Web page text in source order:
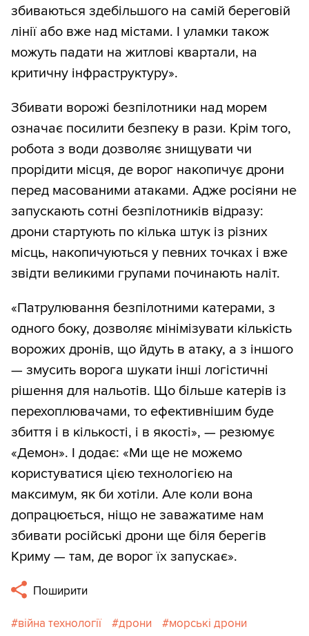
збиваються здебільшого на самій береговій
лінії або вже над містами. І уламки також
можуть падати на житлові квартали, на
критичну інфраструктуру».
Збивати ворожі безпілотники над морем
означає посилити безпеку в рази. Крім того,
робота з води дозволяє знищувати чи
прорідити місця, де ворог накопичує дрони
перед масованими атаками. Адже росіяни не
запускають сотні безпілотників відразу:
дрони стартують по кілька штук із різних
місць, накопичуються у певних точках і вже
звідти великими групами починають наліт.
«Патрулювання безпілотними катерами, з
одного боку, дозволяє мінімізувати кількість
ворожих дронів, що йдуть в атаку, а з іншого
— змусить ворога шукати інші логістичні
рішення для нальотів. Що більше катерів із
перехоплювачами, то ефективнішим буде
збиття і в кількості, і в якості», — резюмує
«Демон». І додає: «Ми ще не можемо
користуватися цією технологією на
максимум, як би хотіли. Але коли вона
допрацюється, ніщо не заважатиме нам
збивати російські дрони ще біля берегів
Криму — там, де ворог їх запускає».
Поширити
війна технології дрони
морські дрони